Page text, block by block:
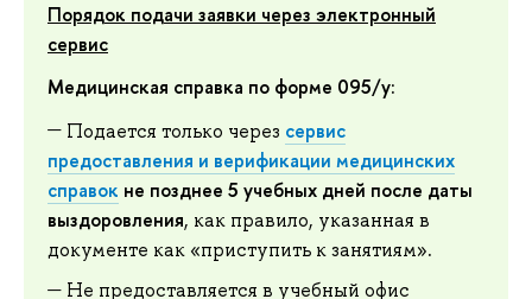
Порядок подачи заявки через электронный
сервис
Медицинская справка по форме 095/у:
Подается только через сервис
предоставления и верификации медицинских
справок не позднее 5 учебных дней после даты
выздоровления, как правило, указанная в
документе как «приступить к занятиям».
Не предоставляется в учебный офис